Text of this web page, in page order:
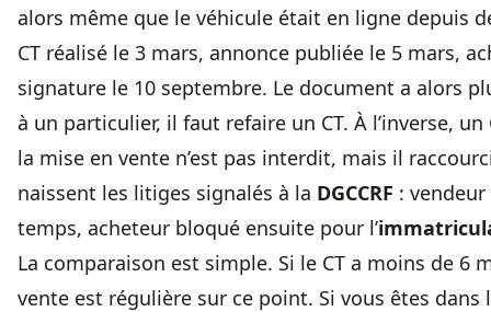
alors même que le véhicule était en ligne depuis
CT réalisé le 3 mars, annonce publiée le 5 mars,
signature le 10 septembre. Le document a alors
à un particulier, il faut refaire un CT. À l’inverse,
la mise en vente n’est pas interdit, mais il
naissent les litiges signalés à la DGCCRF : vendeur
temps, acheteur bloqué ensuite pour l’
La comparaison est simple. Si le CT a moins de 6
vente est régulière sur ce point. Si vous êtes dans